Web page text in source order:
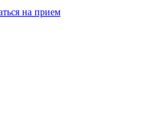
на прием